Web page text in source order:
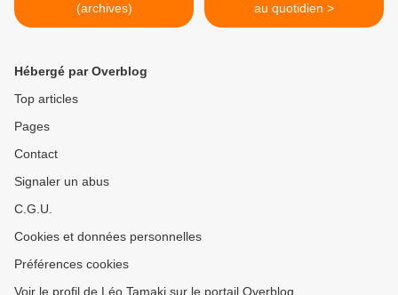
(archives)
au quotidien >
Hébergé par Overblog
Top articles
Pages
Contact
Signaler un abus
C.G.U.
Cookies et données personnelles
Préférences cookies
Voir le profil de Léo Tamaki sur le portail Overblog